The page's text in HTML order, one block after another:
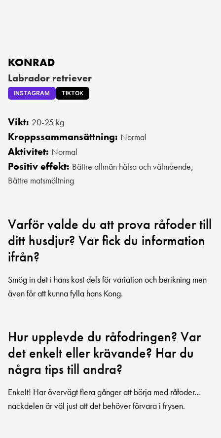
KONRAD
Labrador retriever
INSTAGRAM TIKTOK
Vikt: 20-25 kg
Kroppssammansättning: Normal
Aktivitet: Normal
Positiv effekt: Bättre allmän hälsa och välmående,
Bättre matsmältning
Varför valde du att prova råfoder till
ditt husdjur? Var fick du information
ifrån?
Smög in det i hans kost dels för variation och berikning men
även för att kunna fylla hans Kong.
Hur upplevde du råfodringen? Var
det enkelt eller krävande? Har du
några tips till andra?
Enkelt! Har övervägt flera gånger att börja med råfoder…
nackdelen är väl just att det behöver förvara i frysen.